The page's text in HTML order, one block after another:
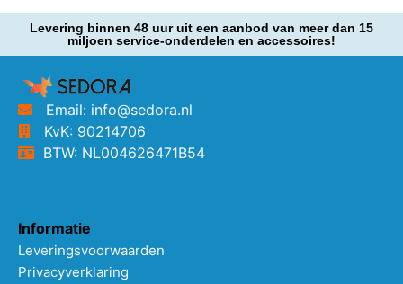
Levering binnen 48 uur uit een aanbod van meer dan 15
miljoen service-onderdelen en accessoires!
Email: info@sedora.nl
KvK: 90214706
BTW: NL004626471B54
Informatie
Leveringsvoorwaarden
Privacyverklaring